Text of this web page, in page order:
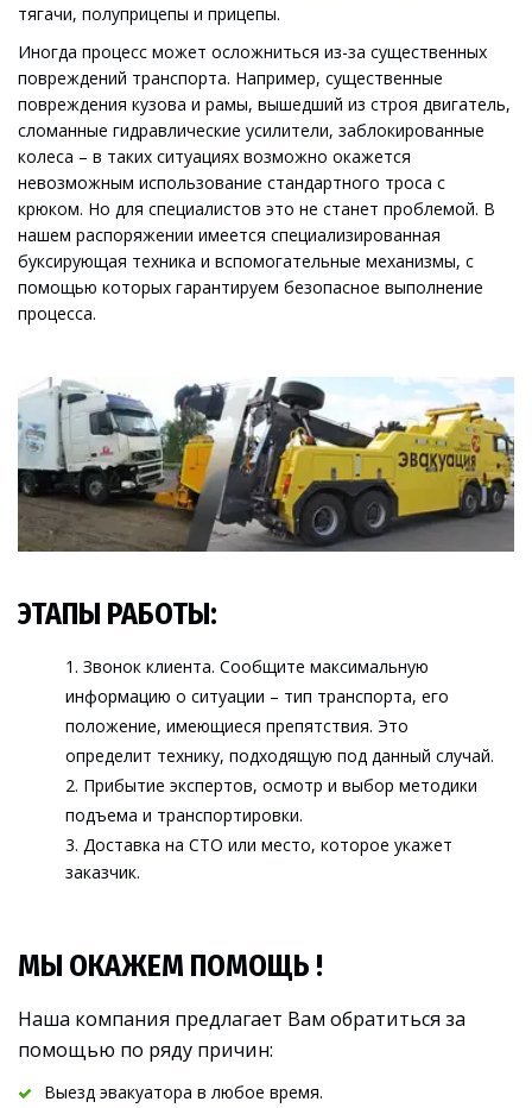
тягачи, полуприцепы и прицепы.
Иногда процесс может осложниться из-за существенных
повреждений транспорта. Например, существенные
повреждения кузова и рамы, вышедший из строя двигатель,
сломанные гидравлические усилители, заблокированные
колеса – в таких ситуациях возможно окажется
невозможным использование стандартного троса с
крюком. Но для специалистов это не станет проблемой. В
нашем распоряжении имеется специализированная
буксирующая техника и вспомогательные механизмы, с
помощью которых гарантируем безопасное выполнение
процесса.
ЭТАПЫ РАБОТЫ:
Звонок клиента. Сообщите максимальную
информацию о ситуации – тип транспорта, его
положение, имеющиеся препятствия. Это
определит технику, подходящую под данный случай.
Прибытие экспертов, осмотр и выбор методики
подъема и транспортировки.
Доставка на СТО или место, которое укажет
заказчик.
МЫ ОКАЖЕМ ПОМОЩЬ !
Наша компания предлагает Вам обратиться за
помощью по ряду причин:
Выезд эвакуатора в любое время.